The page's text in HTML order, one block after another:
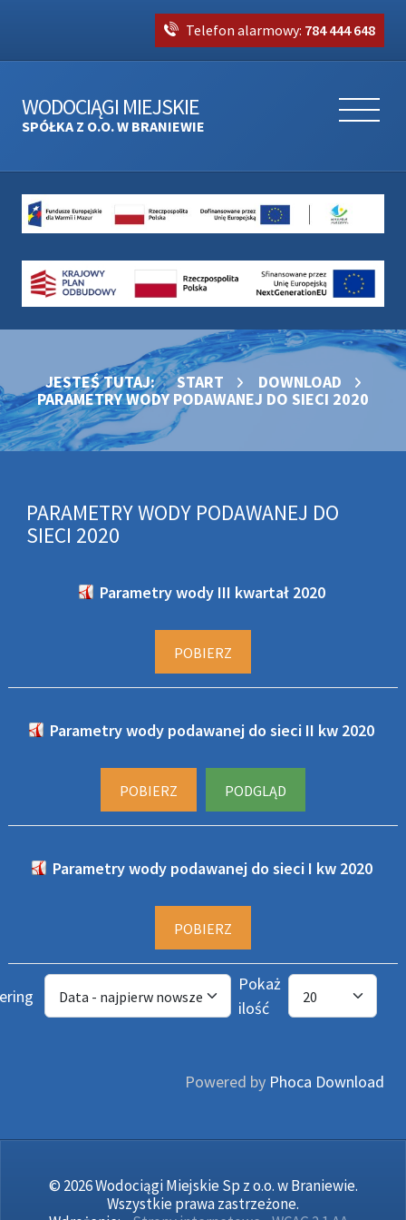
Telefon alarmowy: 784 444 648
WODOCIĄGI MIEJSKIE
SPÓŁKA Z O.O. W BRANIEWIE
JESTEŚ TUTAJ: START
DOWNLOAD
PARAMETRY WODY PODAWANEJ DO SIECI 2020
PARAMETRY WODY PODAWANEJ DO
SIECI 2020
Parametry wody III kwartał 2020
POBIERZ
Parametry wody podawanej do sieci II kw 2020
POBIERZ PODGLĄD
Parametry wody podawanej do sieci I kw 2020
POBIERZ
Pokaż
ilość
Powered by Phoca Download
© 2026 Wodociągi Miejskie Sp z o.o. w Braniewie.
Wszystkie prawa zastrzeżone.